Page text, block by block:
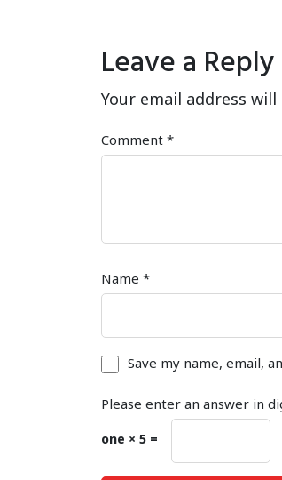
Leave a Reply
Your email address
Comment *
Name *
Save my name, email,
Please enter an answer in
one × 5 =